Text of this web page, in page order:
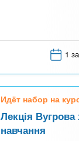
1
Идёт набор на
Лекція
навчання